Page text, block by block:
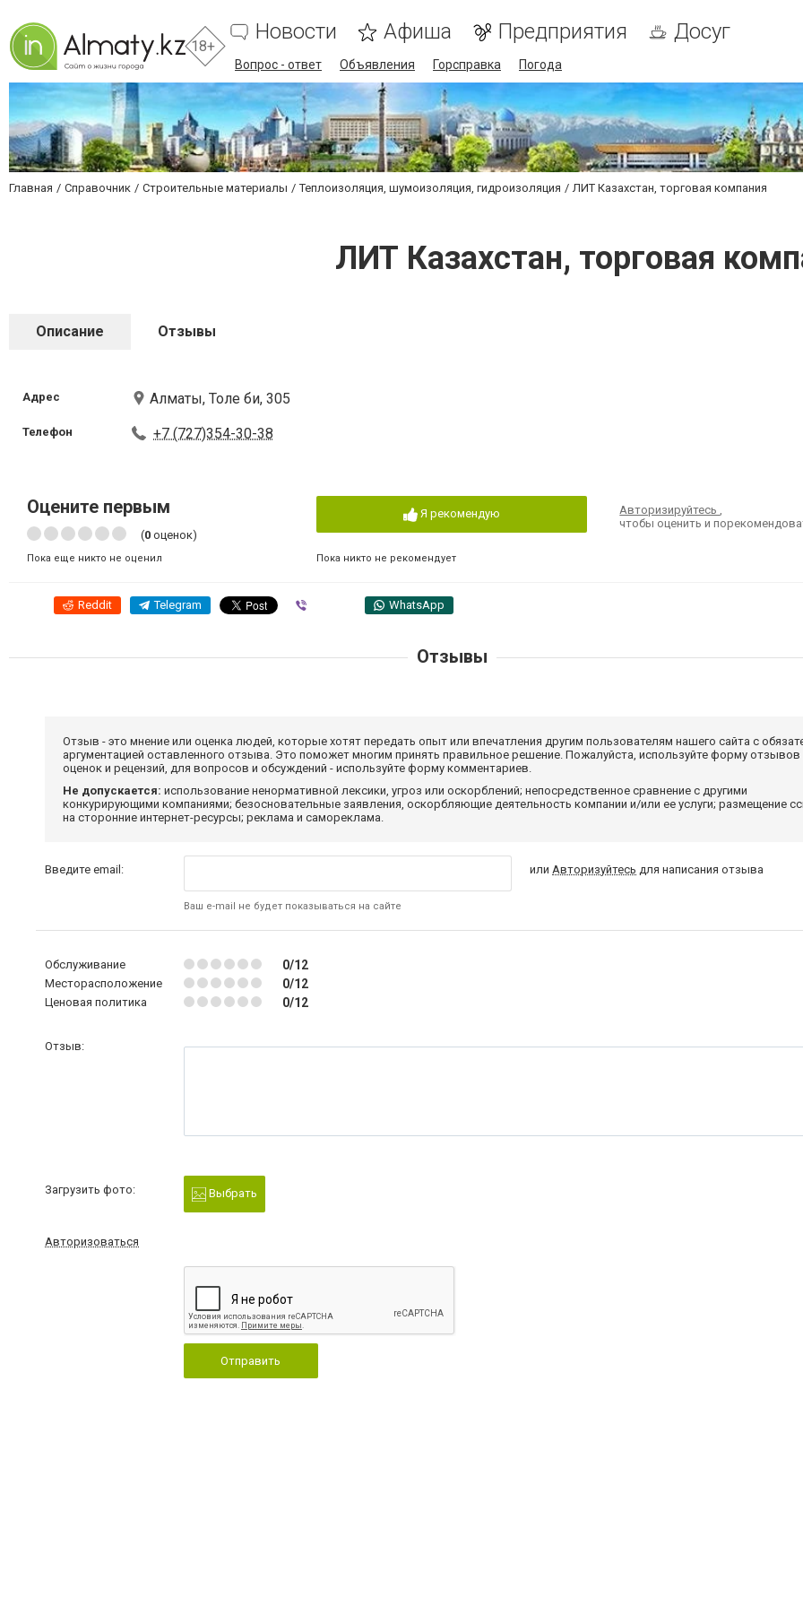
18+
Новости Афиша Предприятия Досуг
Вопрос - ответ Объявления Горсправка Погода
Главная Справочник Строительные материалы Теплоизоляция, шумоизоляция, гидроизоляция ЛИТ Казахстан, торговая компания
ЛИТ Казахстан, торговая
Описание Отзывы
Адрес Алматы, Толе би, 305
Телефон +7 (727)354-30-38
Оцените первым
(0 оценок)
Пока еще никто не оценил
Я рекомендую
Пока никто не рекомендует
Авторизируйтесь,
чтобы оценить и
Reddit Telegram WhatsApp
Отзывы
Отзыв - это мнение или оценка людей, которые хотят передать опыт или впечатления другим пользователям нашего сайта с
аргументацией оставленного отзыва. Это поможет многим принять правильное решение. Пожалуйста, используйте форму отзывов
оценок и рецензий, для вопросов и обсуждений - используйте форму комментариев.
Не допускается: использование ненормативной лексики, угроз или оскорблений; непосредственное сравнение с другими
конкурирующими компаниями; безосновательные заявления, оскорбляющие деятельность компании и/или ее услуги; размещение
на сторонние интернет-ресурсы; реклама и самореклама.
Введите email:
Ваш e-mail не будет показываться на сайте
илиАвторизуйтесь для написания отзыва
Обслуживание 0/12
Месторасположение 0/12
Ценовая политика 0/12
Отзыв:
Загрузить фото: Выбрать
Авторизоваться
Отправить